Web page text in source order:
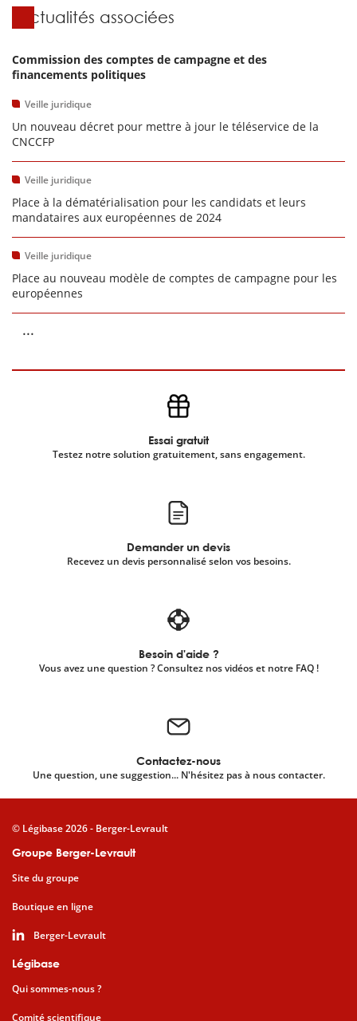
Actualités associées
Commission des comptes de campagne et des
financements politiques
Veille juridique
Un nouveau décret pour mettre à jour le téléservice de la
CNCCFP
Veille juridique
Place à la dématérialisation pour les candidats et leurs
mandataires aux européennes de 2024
Veille juridique
Place au nouveau modèle de comptes de campagne pour les
européennes
...
Essai gratuit
Testez notre solution gratuitement, sans engagement.
Demander un devis
Recevez un devis personnalisé selon vos besoins.
Besoin d'aide ?
Vous avez une question ? Consultez nos vidéos et notre FAQ !
Contactez-nous
Une question, une suggestion... N'hésitez pas à nous contacter.
Groupe Berger-Levrault
Site du groupe
Boutique en ligne
Berger-Levrault
Légibase
Qui sommes-nous ?
Comité scientifique
© Légibase 2026 - Berger-Levrault